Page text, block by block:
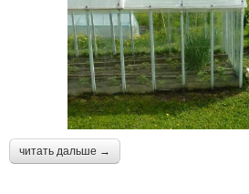
читать дальше →